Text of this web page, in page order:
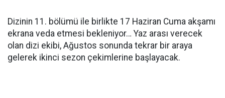
Dizinin 11. bölümü ile birlikte 17 Haziran Cuma akşamı
ekrana veda etmesi bekleniyor… Yaz arası verecek
olan dizi ekibi, Ağustos sonunda tekrar bir araya
gelerek ikinci sezon çekimlerine başlayacak.